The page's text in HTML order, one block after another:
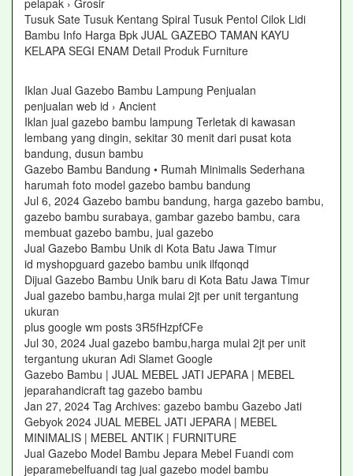
pelapak › Grosir
Tusuk Sate Tusuk Kentang Spiral Tusuk Pentol Cilok Lidi
Bambu Info Harga Bpk JUAL GAZEBO TAMAN KAYU
KELAPA SEGI ENAM Detail Produk Furniture
Iklan Jual Gazebo Bambu Lampung Penjualan
penjualan web id › Ancient
Iklan jual gazebo bambu lampung Terletak di kawasan
lembang yang dingin, sekitar 30 menit dari pusat kota
bandung, dusun bambu
Gazebo Bambu Bandung • Rumah Minimalis Sederhana
harumah foto model gazebo bambu bandung
Jul 6, 2024 Gazebo bambu bandung, harga gazebo bambu,
gazebo bambu surabaya, gambar gazebo bambu, cara
membuat gazebo bambu, jual gazebo
Jual Gazebo Bambu Unik di Kota Batu Jawa Timur
id myshopguard gazebo bambu unik ilfqonqd
Dijual Gazebo Bambu Unik baru di Kota Batu Jawa Timur
Jual gazebo bambu,harga mulai 2jt per unit tergantung
ukuran
plus google wm posts 3R5fHzpfCFe
Jul 30, 2024 Jual gazebo bambu,harga mulai 2jt per unit
tergantung ukuran Adi Slamet Google
Gazebo Bambu | JUAL MEBEL JATI JEPARA | MEBEL
jeparahandicraft tag gazebo bambu
Jan 27, 2024 Tag Archives: gazebo bambu Gazebo Jati
Gebyok 2024 JUAL MEBEL JATI JEPARA | MEBEL
MINIMALIS | MEBEL ANTIK | FURNITURE
Jual Gazebo Model Bambu Jepara Mebel Fuandi com
jeparamebelfuandi tag jual gazebo model bambu